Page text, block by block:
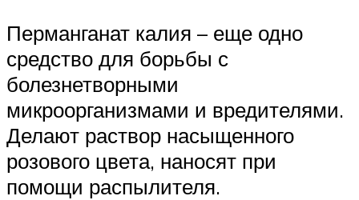
Перманганат калия – еще одно
средство для борьбы с
болезнетворными
микроорганизмами и вредителями.
Делают раствор насыщенного
розового цвета, наносят при
помощи распылителя.